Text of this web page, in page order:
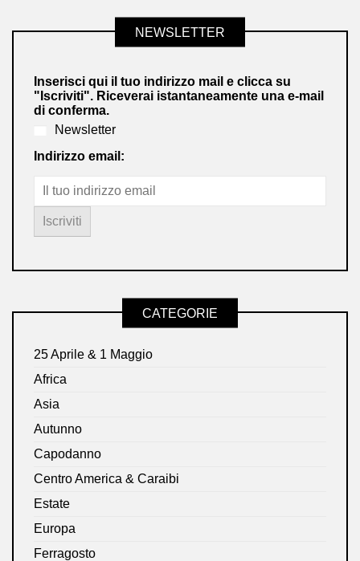
NEWSLETTER
Inserisci qui il tuo indirizzo mail e clicca su
"Iscriviti". Riceverai istantaneamente una e-mail
di conferma.
Newsletter
Indirizzo email:
CATEGORIE
25 Aprile & 1 Maggio
Africa
Asia
Autunno
Capodanno
Centro America & Caraibi
Estate
Europa
Ferragosto